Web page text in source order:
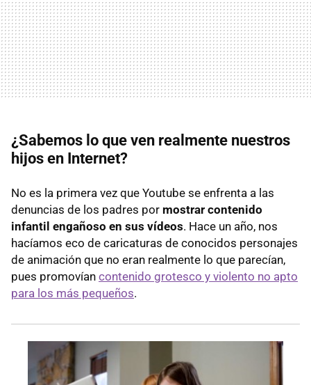
¿Sabemos lo que ven realmente nuestros
hijos en Internet?
No es la primera vez que Youtube se enfrenta a las
denuncias de los padres por mostrar contenido
infantil engañoso en sus vídeos. Hace un año, nos
hacíamos eco de caricaturas de conocidos personajes
de animación que no eran realmente lo que parecían,
pues promovían contenido grotesco y violento no apto
para los más pequeños.